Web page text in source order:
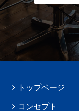
トップページ
コンセプト